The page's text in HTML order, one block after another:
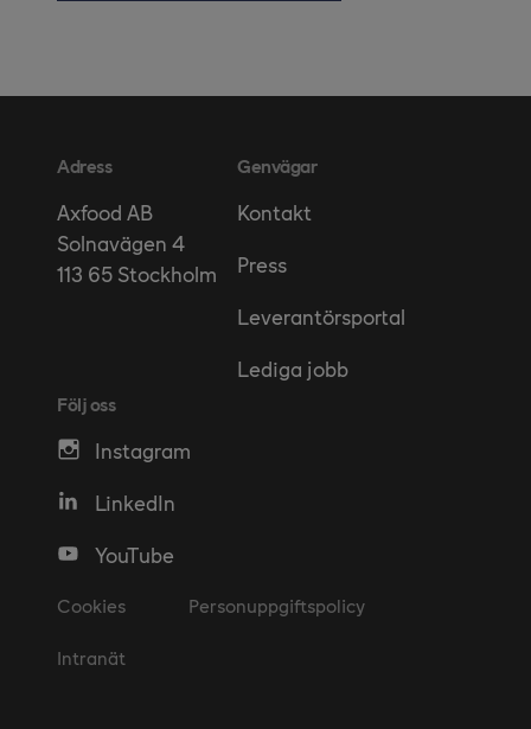
Adress
Axfood AB
Solnavägen 4
113 65 Stockholm
Genvägar
Kontakt
Press
Leverantörsportal
Lediga jobb
Följ oss
Instagram
LinkedIn
YouTube
Cookies Personuppgiftspolicy
Intranät